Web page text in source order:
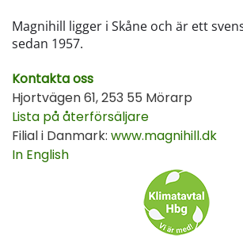
Magnihill ligger i Skåne och är ett
sedan 1957.
Kontakta oss
Hjortvägen 61, 253 55 Mörarp
Lista på återförsäljare
Filial i Danmark: www.magnihill.dk
In English